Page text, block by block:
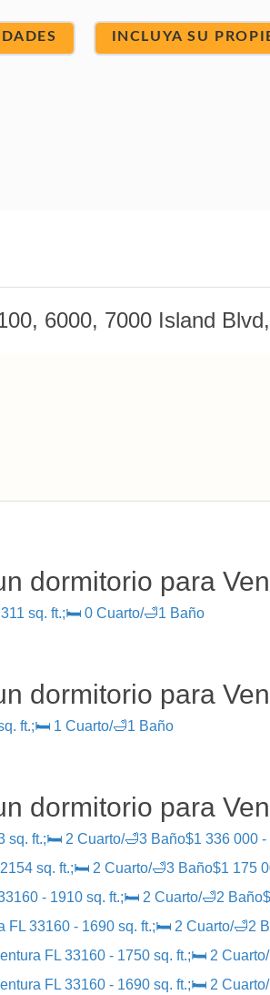
INCLUYA SU
6000, 7000 Island
dormitorio para
sq. ft.;🛏 0 Cuarto/🛁1 Baño
dormitorio para
ft.;🛏 1 Cuarto/🛁1 Baño
dormitorio para
sq. ft.;🛏 2 Cuarto/🛁3 Baño$1 336 000
sq. ft.;🛏 2 Cuarto/🛁3 Baño$1 175
- 1910 sq. ft.;🛏 2 Cuarto/🛁2 Baño
FL 33160 - 1690 sq. ft.;🛏 2 Cuarto/🛁2
FL 33160 - 1750 sq. ft.;🛏 2
FL 33160 - 1690 sq. ft.;🛏 2